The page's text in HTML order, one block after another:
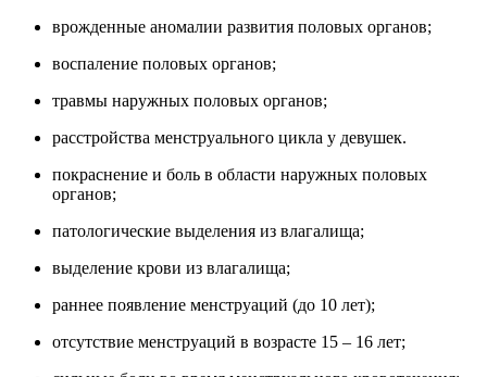
врожденные аномалии развития половых органов;
воспаление половых органов;
травмы наружных половых органов;
расстройства менструального цикла у девушек.
покраснение и боль в области наружных половых
органов;
патологические выделения из влагалища;
выделение крови из влагалища;
раннее появление менструаций (до 10 лет);
отсутствие менструаций в возрасте 15 – 16 лет;